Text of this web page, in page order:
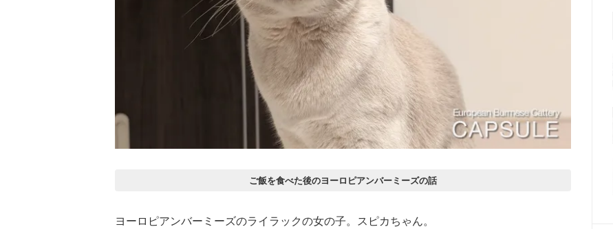
ご飯を食べた後のヨーロピアンバーミーズの話
ヨーロピアンバーミーズのライラックの女の子。スピカちゃん。